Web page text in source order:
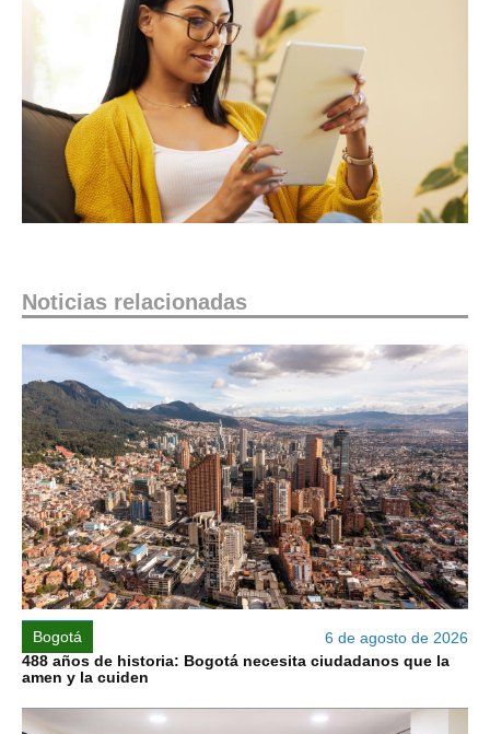
Noticias relacionadas
Bogotá
6 de agosto de 2026
488 años de historia: Bogotá necesita ciudadanos que la
amen y la cuiden